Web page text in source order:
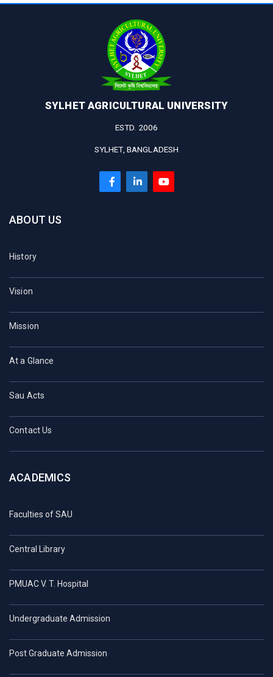
SYLHET AGRICULTURAL UNIVERSITY
ESTD. 2006
SYLHET, BANGLADESH
ABOUT US
History
Vision
Mission
At a Glance
Sau Acts
Contact Us
ACADEMICS
Faculties of SAU
Central Library
PMUAC V. T. Hospital
Undergraduate Admission
Post Graduate Admission